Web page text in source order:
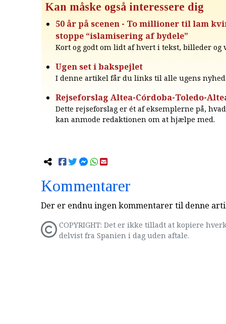
Kan måske også interessere dig
50 år på scenen - To millioner til lam
stoppe “islamisering af bydele”
Kort og godt om lidt af hvert i tekst, billeder og
Ugen set i bakspejlet
I denne artikel får du links til alle ugens
Rejseforslag Altea-Córdoba-Toledo-
Dette rejseforslag er ét af eksemplerne på,
kan anmode redaktionen om at hjælpe med.
Kommentarer
Der er endnu ingen kommentarer til denne
COPYRIGHT: Det er ikke tilladt at kopiere
delvist fra Spanien i dag uden aftale.